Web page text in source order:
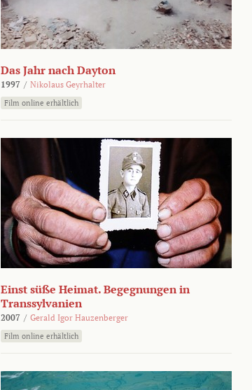
Das Jahr nach Dayton
1997 / Nikolaus Geyrhalter
Film online erhältlich
Einst süße Heimat. Begegnungen in
Transsylvanien
2007 / Gerald Igor Hauzenberger
Film online erhältlich